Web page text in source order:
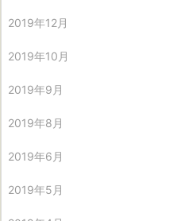
2019年12月
2019年10月
2019年9月
2019年8月
2019年6月
2019年5月